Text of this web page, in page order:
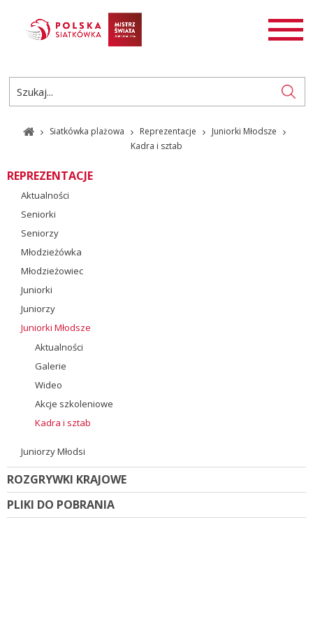
AKTUALNOŚCI
ROZGRYWKI
PL
EN
Siatkówka plażowa Reprezentacje
Juniorki Młodsze
Kadra i sztab
REPREZENTACJE
Aktualności
Seniorki
Seniorzy
Młodzieżówka
Młodzieżowiec
Juniorki
Juniorzy
Juniorki Młodsze
Aktualności
Galerie
Wideo
Akcje szkoleniowe
Kadra i sztab
Juniorzy Młodsi
ROZGRYWKI KRAJOWE
PLIKI DO POBRANIA